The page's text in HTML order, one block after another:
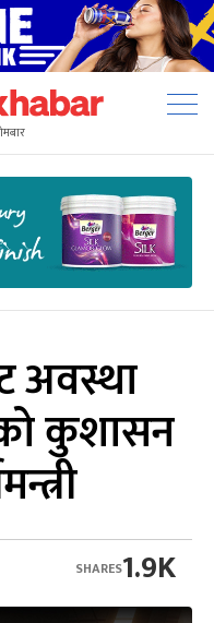
अवस्था
कुशासन
1.9K
SHARES